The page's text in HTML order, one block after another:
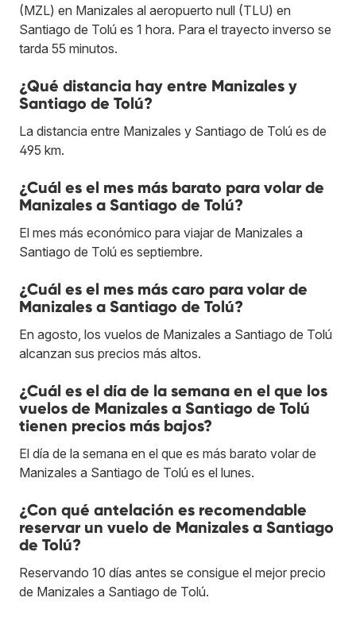
(MZL) en Manizales al aeropuerto null (TLU) en
Santiago de Tolú es 1 hora. Para el trayecto inverso se
tarda 55 minutos.
¿Qué distancia hay entre Manizales y
Santiago de Tolú?
La distancia entre Manizales y Santiago de Tolú es de
495 km.
¿Cuál es el mes más barato para volar de
Manizales a Santiago de Tolú?
El mes más económico para viajar de Manizales a
Santiago de Tolú es septiembre.
¿Cuál es el mes más caro para volar de
Manizales a Santiago de Tolú?
En agosto, los vuelos de Manizales a Santiago de Tolú
alcanzan sus precios más altos.
¿Cuál es el día de la semana en el que los
vuelos de Manizales a Santiago de Tolú
tienen precios más bajos?
El día de la semana en el que es más barato volar de
Manizales a Santiago de Tolú es el lunes.
¿Con qué antelación es recomendable
reservar un vuelo de Manizales a Santiago
de Tolú?
Reservando 10 días antes se consigue el mejor precio
de Manizales a Santiago de Tolú.